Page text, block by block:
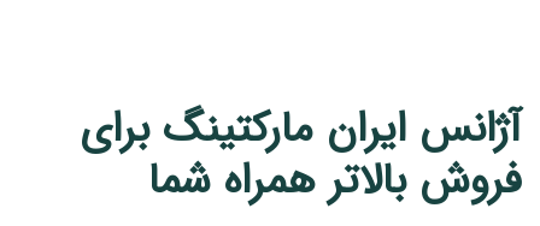
آژانس ایران مارکتینگ برای
فروش بالاتر همراه شما